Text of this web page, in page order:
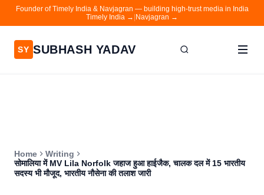
Founder of Timely India & Navjagran — building high-trust media in India
Timely India → Navjagran →
SY SUBHASH YADAV
Contact
Home
Writing
सोमालिया में MV Lila Norfolk जहाज हुआ हाईजैक, चालक दल में 15 भारतीय
सदस्य भी मौजूद, भारतीय नौसेना की तलाश जारी